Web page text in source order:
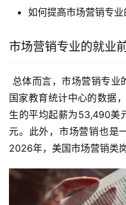
如何提高市场营销专
市场营销专业的就业
国家教育统计中心的数据
生的平均起薪为53,490美
元。此外，市场营销也是
2026年，美国市场营销类